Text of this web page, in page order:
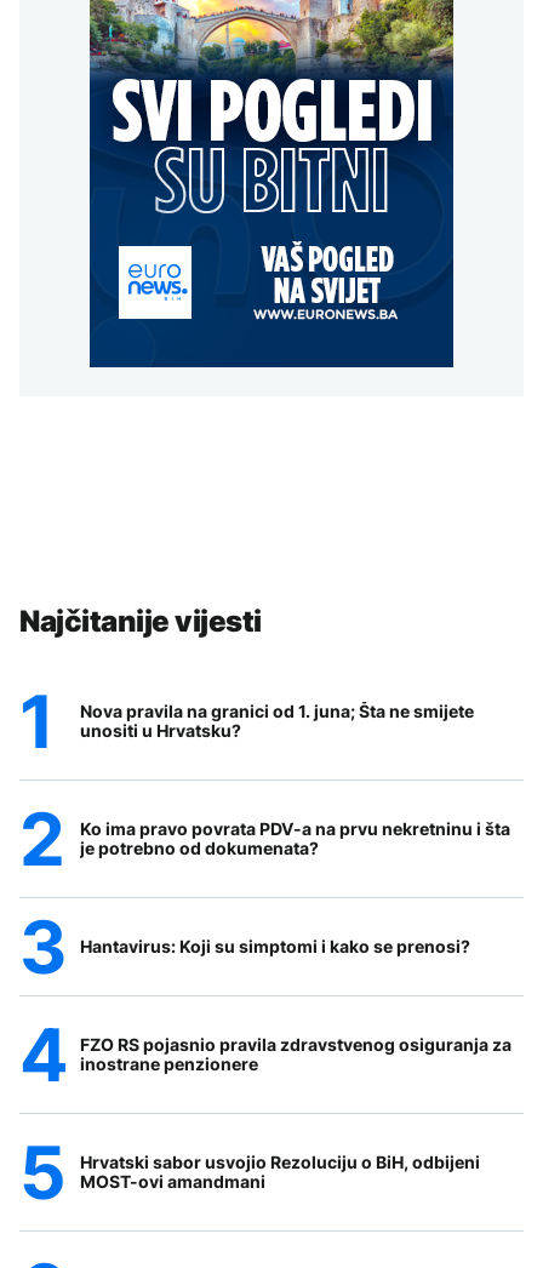
Najčitanije vijesti
Nova pravila na granici od 1. juna; Šta ne smijete
unositi u Hrvatsku?
Ko ima pravo povrata PDV-a na prvu nekretninu i šta
je potrebno od dokumenata?
Hantavirus: Koji su simptomi i kako se prenosi?
FZO RS pojasnio pravila zdravstvenog osiguranja za
inostrane penzionere
Hrvatski sabor usvojio Rezoluciju o BiH, odbijeni
MOST-ovi amandmani